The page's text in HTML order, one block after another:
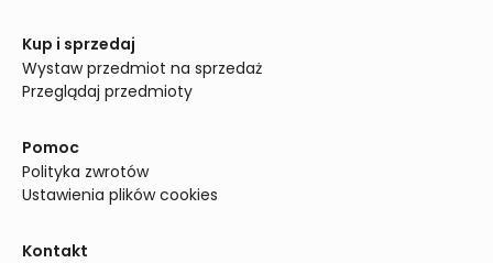
Kup i sprzedaj
Wystaw przedmiot na sprzedaż
Przeglądaj przedmioty
Pomoc
Polityka zwrotów
Ustawienia plików cookies
Kontakt